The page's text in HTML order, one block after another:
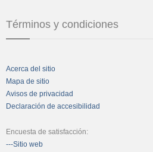
Términos y condiciones
Acerca del sitio
Mapa de sitio
Avisos de privacidad
Declaración de accesibilidad
Encuesta de satisfacción:
---Sitio web